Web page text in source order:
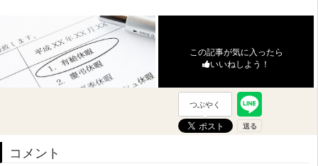
この記事が気に入ったら
いいねしよう！
つぶやく
コメント